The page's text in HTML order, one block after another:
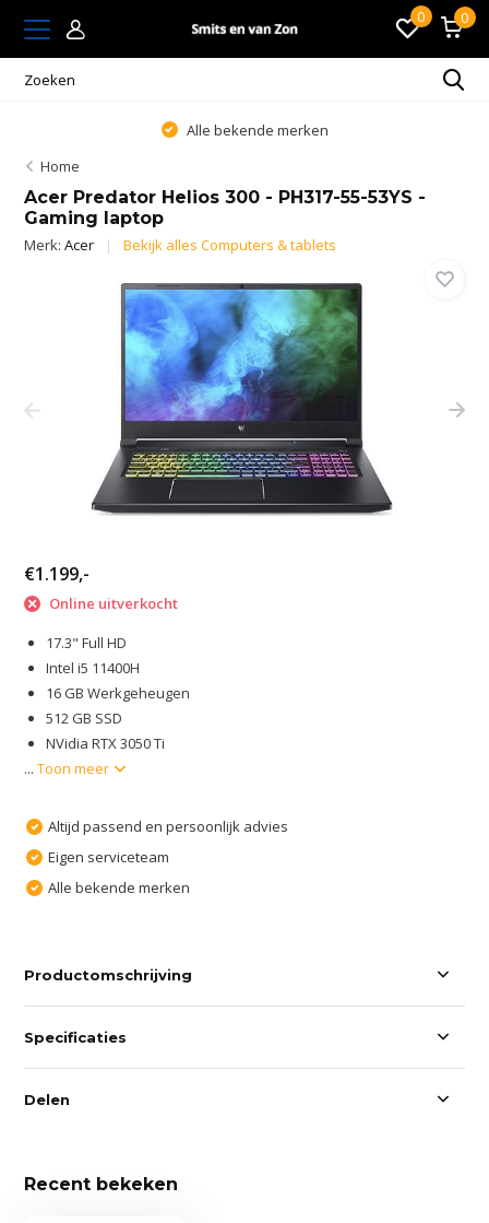
0 0
Alle bekende merken
Home
Acer Predator Helios 300 - PH317-55-53YS -
Gaming laptop
Merk:Acer Bekijk alles Computers & tablets
€1.199,-
Online uitverkocht
17.3" Full HD
Intel i5 11400H
16 GB Werkgeheugen
512 GB SSD
NVidia RTX 3050 Ti
...Toon meer
Altijd passend en persoonlijk advies
Eigen serviceteam
Alle bekende merken
Productomschrijving
Specificaties
Delen
Recent bekeken